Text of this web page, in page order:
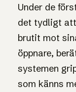
Under de
det tydligt
brutit mot
öppnare,
systemen
som känns